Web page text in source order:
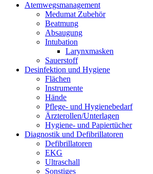
Atemwegsmanagement
Medumat Zubehör
Beatmung
Absaugung
Intubation
Larynxmasken
Sauerstoff
Desinfektion und Hygiene
Flächen
Instrumente
Hände
Pflege- und Hygienebedarf
Ärzterollen/Unterlagen
Hygiene- und Papiertücher
Diagnostik und Defibrillatoren
Defibrillatoren
EKG
Ultraschall
Sonstiges